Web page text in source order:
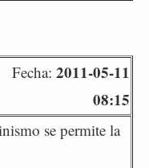
Fecha: 2011-05-11
08:15
se permite la